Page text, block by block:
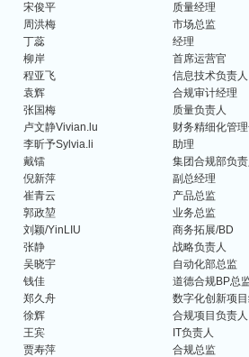
宋俊平
质量经理
周洪梅
市场总监
丁蕊
经理
柳岸
首席运营官
程亚飞
信息技术负责人
袁辉
合规审计经理
张国梅
质量负责人
卢文静Vivian.lu
财务精细化管
李昕予Sylvia.li
助理
戴镭
集团合规部负责
倪新萍
副总经理
崔青云
产品总监
郭政堃
业务总监
刘颖/YinLIU
商务拓展/BD
张静
战略负责人
吴晓宇
自动化部总监
钱佳
道德合规BP总
郑久舟
数字化创新项
徐辉
合规项目负责人
王宾
IT负责人
贾寿萍
合规总监